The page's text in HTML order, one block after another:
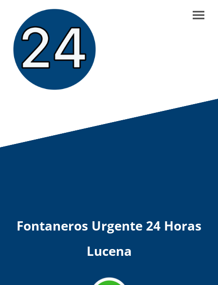
Fontaneros Urgente 24 Horas
Lucena